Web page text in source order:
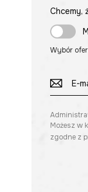
Chcemy,
Wybór
Możesz w
zgodne z